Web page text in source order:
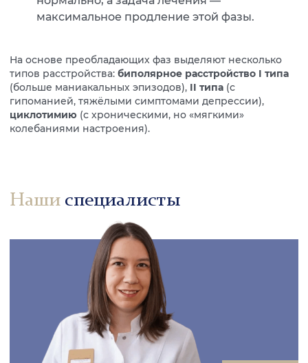
максимальное продление этой фазы.
На основе преобладающих фаз выделяют несколько
типов расстройства: биполярное расстройство I типа
(больше маниакальных эпизодов), II типа (с
гипоманией, тяжёлыми симптомами депрессии),
циклотимию (с хроническими, но «мягкими»
колебаниями настроения).
Наши специалисты